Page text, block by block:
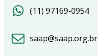
(11) 97169-0954
saap@saap.org.br